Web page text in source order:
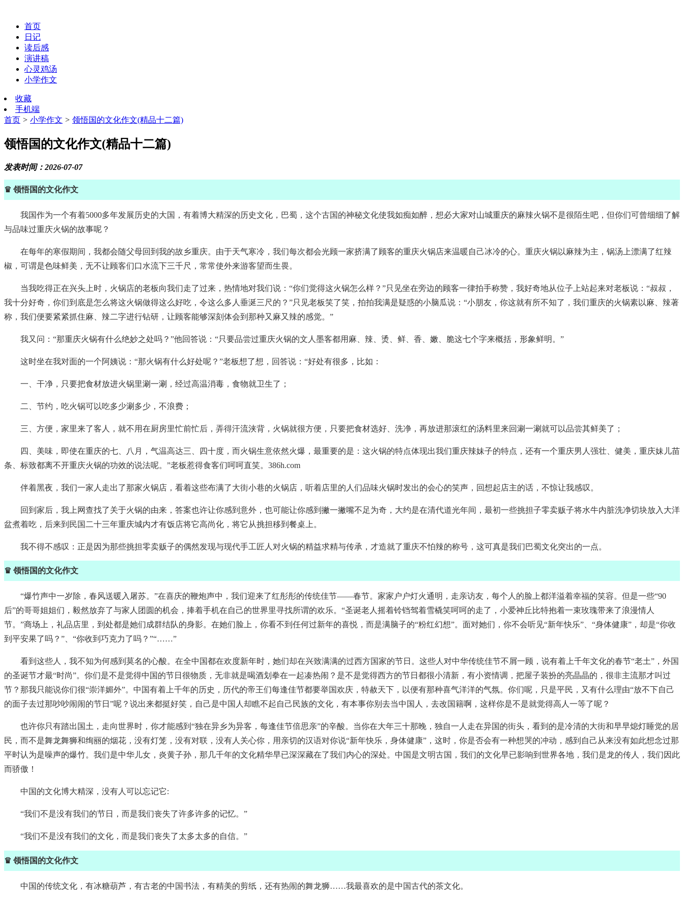
首页
日记
读后感
演讲稿
心灵鸡汤
小学作文
收藏
手机端
首页 > 小学作文 > 领悟国的文化作文(精品十二篇)
领悟国的文化作文(精品十二篇)
发表时间：2026-07-07
♛ 领悟国的文化作文
我国作为一个有着5000多年发展历史的大国，有着博大精深的历史文化，巴蜀，这个古国的神秘文化使我如痴如醉，想必大家对山城重庆的麻辣火锅不是很陌生吧，但你们可曾细细了解
与品味过重庆火锅的故事呢？
在每年的寒假期间，我都会随父母回到我的故乡重庆。由于天气寒冷，我们每次都会光顾一家挤满了顾客的重庆火锅店来温暖自己冰冷的心。重庆火锅以麻辣为主，锅汤上漂满了红辣
椒，可谓是色味鲜美，无不让顾客们口水流下三千尺，常常使外来游客望而生畏。
当我吃得正在兴头上时，火锅店的老板向我们走了过来，热情地对我们说：“你们觉得这火锅怎么样？”只见坐在旁边的顾客一律拍手称赞，我好奇地从位子上站起来对老板说：“叔叔，
我十分好奇，你们到底是怎么将这火锅做得这么好吃，令这么多人垂涎三尺的？”只见老板笑了笑，拍拍我满是疑惑的小脑瓜说：“小朋友，你这就有所不知了，我们重庆的火锅素以麻、辣著
称，我们便要紧紧抓住麻、辣二字进行钻研，让顾客能够深刻体会到那种又麻又辣的感觉。”
我又问：“那重庆火锅有什么绝妙之处吗？”他回答说：“只要品尝过重庆火锅的文人墨客都用麻、辣、烫、鲜、香、嫩、脆这七个字来概括，形象鲜明。”
这时坐在我对面的一个阿姨说：“那火锅有什么好处呢？”老板想了想，回答说：“好处有很多，比如：
一、干净，只要把食材放进火锅里涮一涮，经过高温消毒，食物就卫生了；
二、节约，吃火锅可以吃多少涮多少，不浪费；
三、方便，家里来了客人，就不用在厨房里忙前忙后，弄得汗流浃背，火锅就很方便，只要把食材选好、洗净，再放进那滚红的汤料里来回涮一涮就可以品尝其鲜美了；
四、美味，即使在重庆的七、八月，气温高达三、四十度，而火锅生意依然火爆，最重要的是：这火锅的特点体现出我们重庆辣妹子的特点，还有一个重庆男人强壮、健美，重庆妹儿苗
条、标致都离不开重庆火锅的功效的说法呢。”老板惹得食客们呵呵直笑。386h.com
伴着黑夜，我们一家人走出了那家火锅店，看着这些布满了大街小巷的火锅店，听着店里的人们品味火锅时发出的会心的笑声，回想起店主的话，不惊让我感叹。
回到家后，我上网查找了关于火锅的由来，答案也许让你感到意外，也可能让你感到撇一撇嘴不足为奇，大约是在清代道光年间，最初一些挑担子零卖贩子将水牛内脏洗净切块放入大洋
盆煮着吃，后来到民国二十三年重庆城内才有饭店将它高尚化，将它从挑担移到餐桌上。
我不得不感叹：正是因为那些挑担零卖贩子的偶然发现与现代手工匠人对火锅的精益求精与传承，才造就了重庆不怕辣的称号，这可真是我们巴蜀文化突出的一点。
♛ 领悟国的文化作文
“爆竹声中一岁除，春风送暖入屠苏。”在喜庆的鞭炮声中，我们迎来了红彤彤的传统佳节——春节。家家户户灯火通明，走亲访友，每个人的脸上都洋溢着幸福的笑容。但是一些“90
后”的哥哥姐姐们，毅然放弃了与家人团圆的机会，捧着手机在自己的世界里寻找所谓的欢乐。“圣诞老人摇着铃铛驾着雪橇笑呵呵的走了，小爱神丘比特抱着一束玫瑰带来了浪漫情人
节。”商场上，礼品店里，到处都是她们成群结队的身影。在她们脸上，你看不到任何过新年的喜悦，而是满脑子的“粉红幻想”。面对她们，你不会听见“新年快乐”、“身体健康”，却是“你收
到平安果了吗？”、“你收到巧克力了吗？”“……”
看到这些人，我不知为何感到莫名的心酸。在全中国都在欢度新年时，她们却在兴致满满的过西方国家的节日。这些人对中华传统佳节不屑一顾，说有着上千年文化的春节“老土”，外国
的圣诞节才最“时尚”。你们是不是觉得中国的节日很物质，无非就是喝酒划拳在一起凑热闹？是不是觉得西方的节日都很小清新，有小资情调，把屋子装扮的亮晶晶的，很非主流那才叫过
节？那我只能说你们很“崇洋媚外”。中国有着上千年的历史，历代的帝王们每逢佳节都要举国欢庆，特赦天下，以便有那种喜气洋洋的气氛。你们呢，只是平民，又有什么理由“放不下自己
的面子去过那吵吵闹闹的节日”呢？说出来都挺好笑，自己是中国人却瞧不起自己民族的文化，有本事你别去当中国人，去改国籍啊，这样你是不是就觉得高人一等了呢？
也许你只有踏出国土，走向世界时，你才能感到“独在异乡为异客，每逢佳节倍思亲”的辛酸。当你在大年三十那晚，独自一人走在异国的街头，看到的是冷清的大街和早早熄灯睡觉的居
民，而不是舞龙舞狮和绚丽的烟花，没有灯笼，没有对联，没有人关心你，用亲切的汉语对你说“新年快乐，身体健康”，这时，你是否会有一种想哭的冲动，感到自己从来没有如此想念过那
平时认为是噪声的爆竹。我们是中华儿女，炎黄子孙，那几千年的文化精华早已深深藏在了我们内心的深处。中国是文明古国，我们的文化早已影响到世界各地，我们是龙的传人，我们因此
而骄傲！
中国的文化博大精深，没有人可以忘记它:
“我们不是没有我们的节日，而是我们丧失了许多许多的记忆。”
“我们不是没有我们的文化，而是我们丧失了太多太多的自信。”
♛ 领悟国的文化作文
中国的传统文化，有冰糖葫芦，有古老的中国书法，有精美的剪纸，还有热闹的舞龙狮……我最喜欢的是中国古代的茶文化。